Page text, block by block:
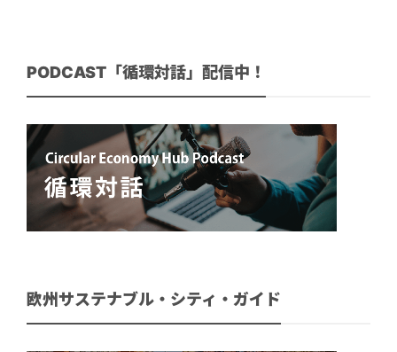
PODCAST「循環対話」配信中！
欧州サステナブル・シティ・ガイド